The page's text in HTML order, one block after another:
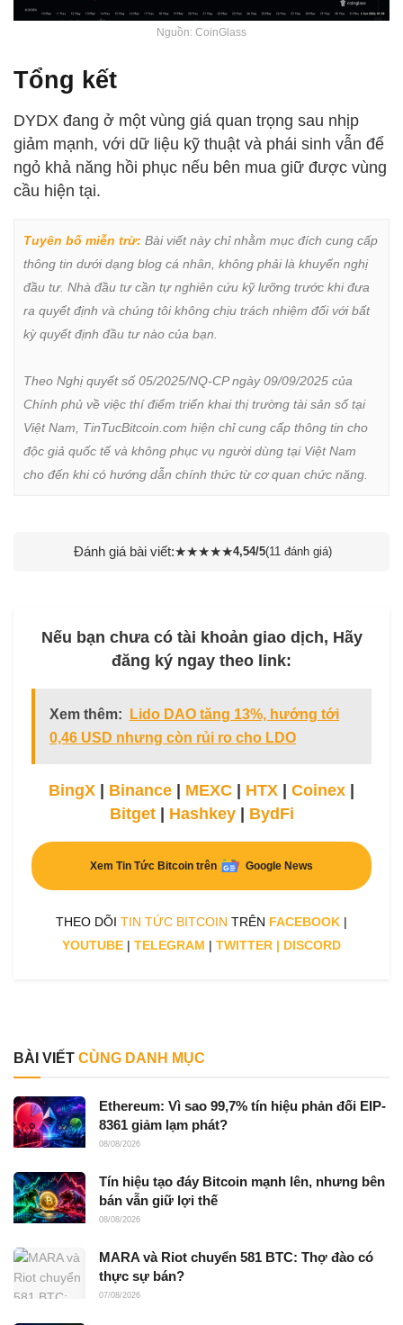
Nguồn: CoinGlass
Tổng kết
DYDX đang ở một vùng giá quan trọng sau nhịp
giảm mạnh, với dữ liệu kỹ thuật và phái sinh vẫn để
ngỏ khả năng hồi phục nếu bên mua giữ được vùng
cầu hiện tại.
Tuyên bố miễn trừ: Bài viết này chỉ nhằm mục đích cung cấp
thông tin dưới dạng blog cá nhân, không phải là khuyến nghị
đầu tư. Nhà đầu tư cần tự nghiên cứu kỹ lưỡng trước khi đưa
ra quyết định và chúng tôi không chịu trách nhiệm đối với bất
kỳ quyết định đầu tư nào của bạn.
Theo Nghị quyết số 05/2025/NQ-CP ngày 09/09/2025 của
Chính phủ về việc thí điểm triển khai thị trường tài sản số tại
Việt Nam, TinTucBitcoin.com hiện chỉ cung cấp thông tin cho
độc giả quốc tế và không phục vụ người dùng tại Việt Nam
cho đến khi có hướng dẫn chính thức từ cơ quan chức năng.
Đánh giá bài viết:★★★★★4,54/5(11 đánh giá)
Nếu bạn chưa có tài khoản giao dịch, Hãy
đăng ký ngay theo link:
Xem thêm:
Lido DAO tăng 13%, hướng tới
0,46 USD nhưng còn rủi ro cho LDO
BingX Binance MEXC HTX Coinex
Bitget| Hashkey| BydFi
Xem Tin Tức Bitcoin trên Google News
THEO DÕI TIN TỨC BITCOIN TRÊN FACEBOOK |
YOUTUBE | TELEGRAM | TWITTER | DISCORD
BÀI VIẾT CÙNG DANH MỤC
Ethereum: Vì sao 99,7% tín hiệu phản đối EIP-
8361 giảm lạm phát?
08/08/2026
Tín hiệu tạo đáy Bitcoin mạnh lên, nhưng bên
bán vẫn giữ lợi thế
08/08/2026
MARA và Riot chuyển 581 BTC: Thợ đào có
thực sự bán?
07/08/2026